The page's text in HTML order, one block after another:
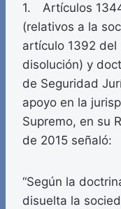
1. Artículos
(relativos a la
artículo 1392 del
disolución) y
de Seguridad
apoyo en la
Supremo, en su
de 2015 señaló:
“Según la
disuelta la